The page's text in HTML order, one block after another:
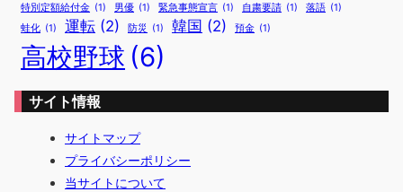
特別定額給付金 (1) 男優 (1) 緊急事態宣言 (1) 自粛要請 (1) 落語 (1)
蛙化 (1) 運転 (2) 防災 (1) 韓国 (2) 預金 (1)
高校野球 (6)
サイト情報
サイトマップ
プライバシーポリシー
当サイトについて